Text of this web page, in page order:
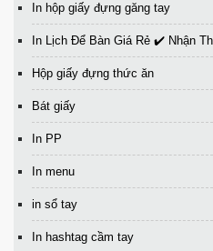
In hộp giấy đựng găng tay
In Lịch Để Bàn Giá Rẻ ✔️ Nhận
Hộp giấy đựng thức ăn
Bát giấy
In PP
In menu
in sổ tay
In hashtag cầm tay